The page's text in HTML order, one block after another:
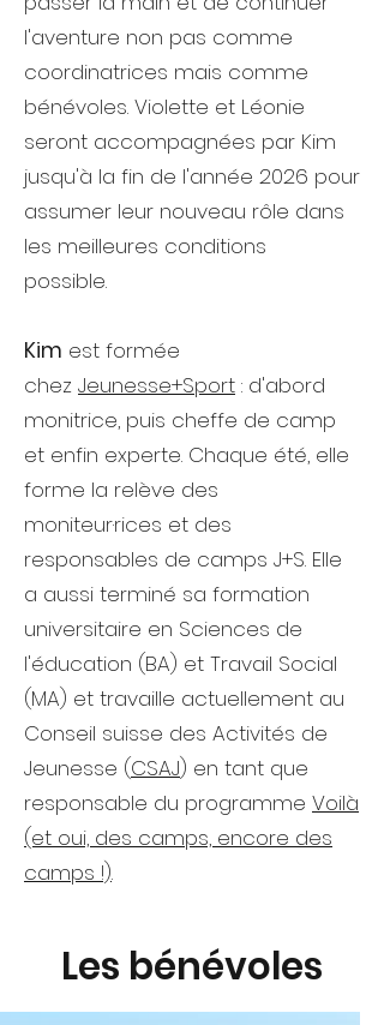
l'aventure non pas comme
coordinatrices mais comme
bénévoles. Violette et Léonie
seront accompagnées par Kim
jusqu'à la fin de l'année 2026 pour
assumer leur nouveau rôle dans
les meilleures conditions
possible.
Kim est formée
chez Jeunesse+Sport : d'abord
monitrice, puis cheffe de camp
et enfin experte. Chaque été, elle
forme la relève des
moniteur·rices et des
responsables de camps J+S. Elle
a aussi terminé sa formation
universitaire en Sciences de
l'éducation (BA) et Travail Social
(MA) et travaille actuellement au
Conseil suisse des Activités de
Jeunesse (CSAJ) en tant que
responsable du programme Voilà
(et oui, des camps, encore des
camps !).
Les bénévoles